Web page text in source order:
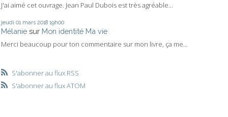
J'ai aimé cet ouvrage. Jean Paul Dubois est très agréable...
jeudi 01 mars 2018 19h00
Mélanie sur Mon identité Ma vie
Merci beaucoup pour ton commentaire sur mon livre, ça me...
S'abonner au flux RSS
S'abonner au flux ATOM